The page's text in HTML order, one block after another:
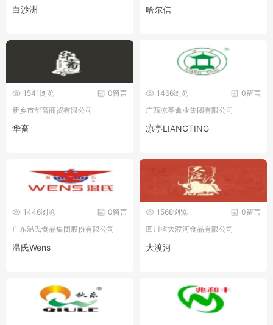
白沙洲 哈尔信
0留言
1541浏览
新乡市华畜商贸有限公司
华畜
0留言
1466浏览
广西凉亭禽业集团有限公司
凉亭LIANGTING
0留言
1446浏览
广东温氏食品集团股份有限公司
温氏Wens
0留言
1568浏览
四川省大渡河食品有限公司
大渡河